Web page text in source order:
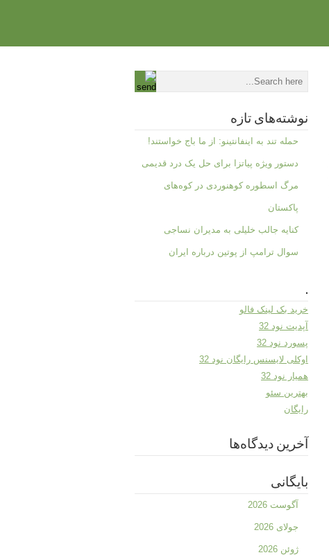
نوشته‌های تازه
حمله تند به اینفانتینو: از ما باج خواستند!
دستور ویژه پیاتزا برای حل یک درد قدیمی
مرگ اسطوره کوهنوردی در کوه‌های
پاکستان
کنایه جالب خلیلی به مدیران نساجی
سوال ترامپ از پوتین درباره ایران
.
خرید بک لینک فالو
آپدیت نود 32
پسورد نود 32
اوکلی لایسنس رایگان نود 32
همیار نود 32
بهترین سئو
رایگان
آخرین دیدگاه‌ها
بایگانی
آگوست 2026
جولای 2026
ژوئن 2026